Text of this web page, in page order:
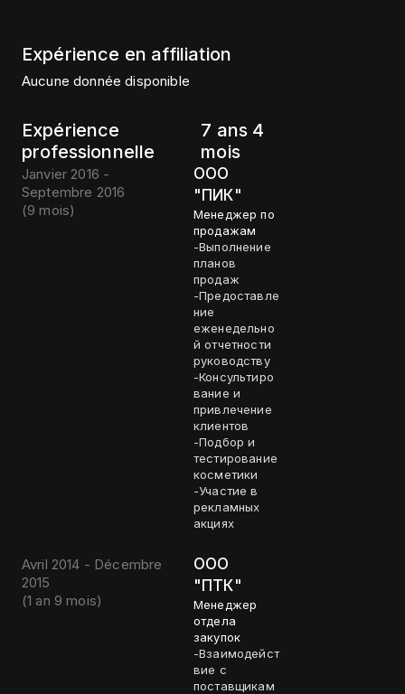
Expérience en affiliation
Aucune donnée disponible
Expérience
professionnelle
7 ans 4
mois
Janvier 2016 -
Septembre 2016
(9 mois)
ООО
"ПИК"
Менеджер по
продажам
-Выполнение
планов
продаж
-Предоставле
ние
еженедельно
й отчетности
руководству
-Консультиро
вание и
привлечение
клиентов
-Подбор и
тестирование
косметики
-Участие в
рекламных
акциях
Avril 2014 - Décembre
2015
(1 an 9 mois)
ООО
"ПТК"
Менеджер
отдела
закупок
-Взаимодейст
вие с
поставщикам